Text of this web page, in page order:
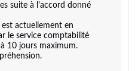
suite à l'accord donné
actuellement en
le service comptabilité
10 jours maximum.